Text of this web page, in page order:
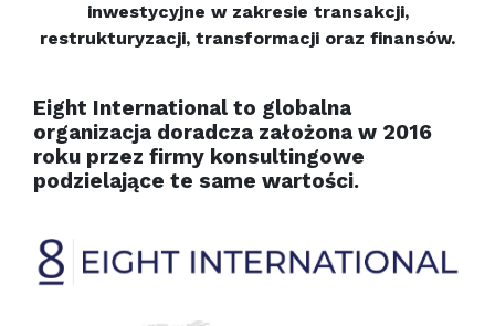
inwestycyjne w zakresie transakcji,
restrukturyzacji, transformacji oraz finansów.
Eight International to globalna
organizacja doradcza założona w 2016
roku przez firmy konsultingowe
podzielające te same wartości.